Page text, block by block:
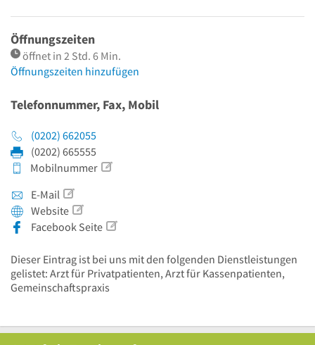
Öffnungszeiten
öffnet in 2 Std. 6 Min.
Öffnungszeiten hinzufügen
Telefonnummer, Fax, Mobil
(0202) 662055
(0202) 665555
Mobilnummer
E-Mail
Website
Facebook Seite
Dieser Eintrag ist bei uns mit den folgenden Dienstleistungen
gelistet: Arzt für Privatpatienten, Arzt für Kassenpatienten,
Gemeinschaftspraxis